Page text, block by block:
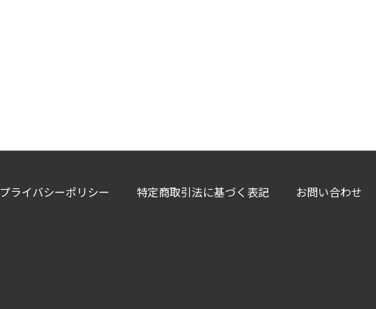
プライバシーポリシー 特定商取引法に基づく表記 お問い合わせ